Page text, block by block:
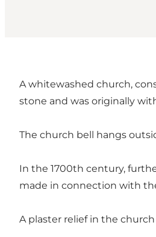
A whitewashed church,
stone and was originally
The church bell hangs
In the 1700th century,
made in connection with
A plaster relief in the